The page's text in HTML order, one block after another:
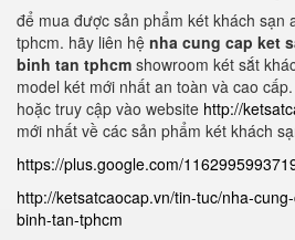
để mua được sản phẩm két khách sạn
tphcm. hãy liên hệ nha cung cap ket
binh tan tphcm showroom két sắt
model két mới nhất an toàn và cao
hoặc truy cập vào website http://
mới nhất về các sản phẩm két khách
https://plus.google.com/
http://ketsatcaocap.vn/tin-tuc/nha-
binh-tan-tphcm